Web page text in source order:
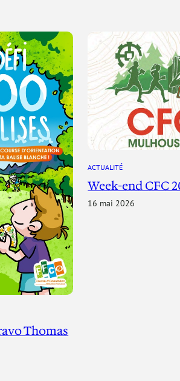
Thomas
ACTUALITÉ
Week-end CFC
16 mai 2026